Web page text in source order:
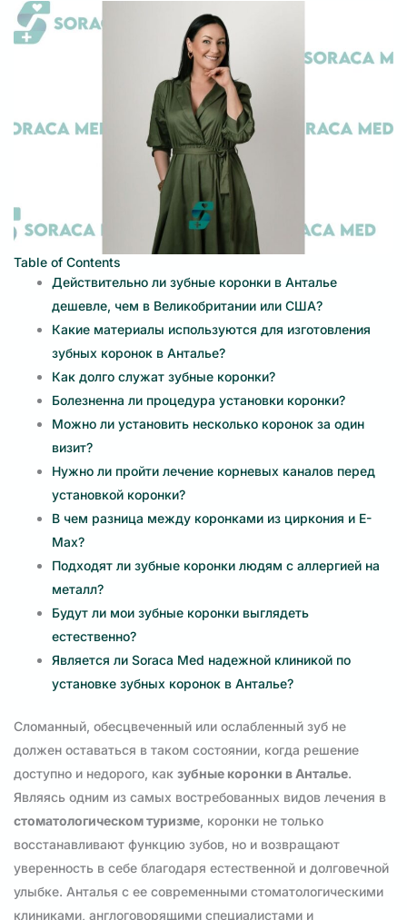
Table of Contents
Действительно ли зубные коронки в Анталье
дешевле, чем в Великобритании или США?
Какие материалы используются для изготовления
зубных коронок в Анталье?
Как долго служат зубные коронки?
Болезненна ли процедура установки коронки?
Можно ли установить несколько коронок за один
визит?
Нужно ли пройти лечение корневых каналов перед
установкой коронки?
В чем разница между коронками из циркония и E-
Max?
Подходят ли зубные коронки людям с аллергией на
металл?
Будут ли мои зубные коронки выглядеть
естественно?
Является ли Soraca Med надежной клиникой по
установке зубных коронок в Анталье?
Сломанный, обесцвеченный или ослабленный зуб не
должен оставаться в таком состоянии, когда решение
доступно и недорого, как зубные коронки в Анталье.
Являясь одним из самых востребованных видов лечения в
стоматологическом туризме, коронки не только
восстанавливают функцию зубов, но и возвращают
уверенность в себе благодаря естественной и долговечной
улыбке. Анталья с ее современными стоматологическими
клиниками, англоговорящими специалистами и